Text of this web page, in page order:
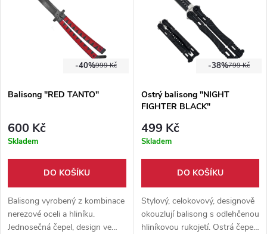
pouzdrem.
999 Kč
-40%
Balisong "RED TANTO"
600 Kč
Skladem
DO KOŠÍKU
Balisong vyrobený z kombinace
nerezové oceli a hliníku.
Jednosečná čepel, design ve
799 Kč
-38%
Ostrý balisong "NIGHT
FIGHTER BLACK"
499 Kč
Skladem
DO KOŠÍKU
Stylový, celokovový, designově
okouzlují balisong s odlehčenou
hliníkovou rukojetí. Ostrá čepel